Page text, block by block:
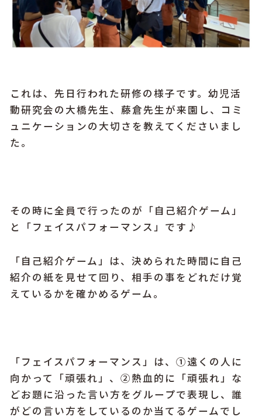
これは、先日行われた研修の様子です。幼児活
動研究会の大橋先生、藤倉先生が来園し、コミ
ュニケーションの大切さを教えてくださいまし
た。
その時に全員で行ったのが「自己紹介ゲーム」
と「フェイスパフォーマンス」です♪
「自己紹介ゲーム」は、決められた時間に自己
紹介の紙を見せて回り、相手の事をどれだけ覚
えているかを確かめるゲーム。
「フェイスパフォーマンス」は、①遠くの人に
向かって「頑張れ」、②熱血的に「頑張れ」な
どお題に沿った言い方をグループで表現し、誰
がどの言い方をしているのか当てるゲームでし